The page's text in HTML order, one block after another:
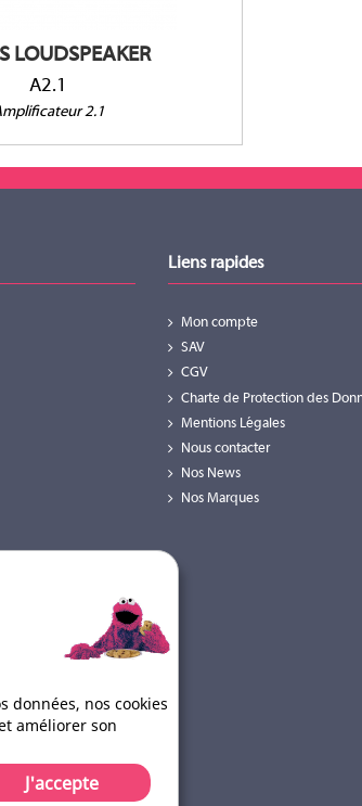
LOUDSPEAKER
A2.1
2.1
Liens rapides
Mon compte
SAV
CGV
Charte de Protection des
Mentions Légales
Nous contacter
Nos News
Nos Marques
données, nos cookies
améliorer son
J'accepte